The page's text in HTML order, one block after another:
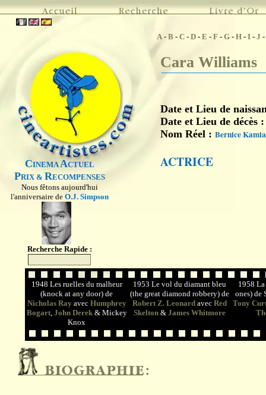
CINEMAACTUEL
PRIX & RECOMPENSES
Nous fêtons aujourd'hui
l'anniversaire de O.J. Simpson
Recherche Rapide :
A- B - C - D - E - F - G - H - I - J -
Cara Williams
Date et Lieu de
Date et Lieu de décès
Nom Réel : Bernice
ACTRICE
1948 Les ruelles du malheur
(knock at any door) de
Nicholas Ray avec Humphrey
Bogart, John Derek& Mickey
Knox
1953 Le vol du diamant bleu
(the great diamond robbery) de
Robert Z. Leonardavec Red
Skelton& James Whitmore
1958
ones) de
Tony